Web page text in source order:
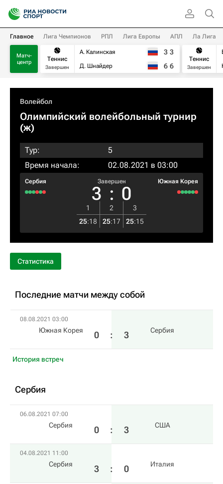
Главное Лига Чемпионов РПЛ Лига Европы АПЛ Ла Лига
Матч-
центр
Теннис
Завершен
А. Калинская
Д. Шнайдер
3 3
6 6
Теннис
Завершен
Волейбол
Олимпийский волейбольный турнир
(ж)
Тур:
5
Время начала:
02.08.2021 в 03:00
Сербия Завершен
3 : 0
Южная Корея
1 2
3
25:18 25:17 25:15
Статистика
Последние матчи между собой
08.08.2021 03:00
Южная Корея 0 : 3 Сербия
История встреч
Сербия
06.08.2021 07:00
Сербия 0 : 3 США
04.08.2021 11:00
Сербия 3 : 0 Италия